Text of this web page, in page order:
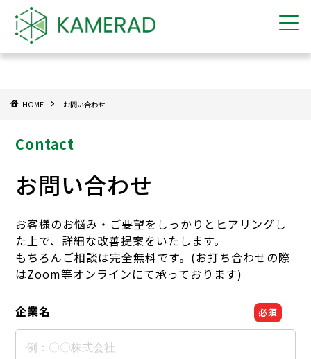
HOME お問い合わせ
Contact
お問い合わせ
お客様のお悩み・ご要望をしっかりとヒアリングし
た上で、詳細な改善提案をいたします。
もちろんご相談は完全無料です。(お打ち合わせの際
はZoom等オンラインにて承っております)
企業名 必須